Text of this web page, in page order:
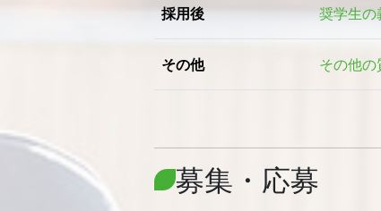
採用後 奨学生の
その他 その他の
募集・応募